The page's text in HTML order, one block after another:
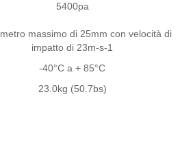
5400pa
massimo di 25mm con velocità di
impatto di 23m-s-1
-40°C a + 85°C
23.0kg (50.7bs)